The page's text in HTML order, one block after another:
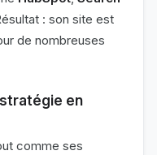
: son site est
de nombreuses
en
comme ses